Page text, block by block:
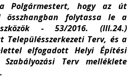
Polgármestert, hogy az út
összhangban folytassa le a
- 53/2016. (III.24.)
Terv, és a
elfogadott Helyi Építési
Terv melléklete